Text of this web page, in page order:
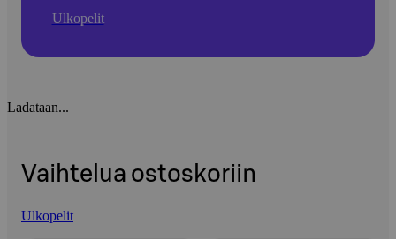
Ulkopelit
Ladataan...
Vaihtelua ostoskoriin
Ulkopelit